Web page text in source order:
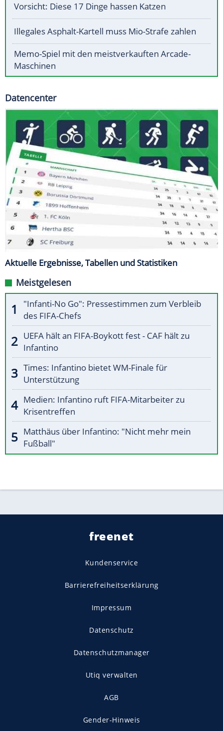
Vorsicht: Diese 17 Dinge hassen Katzen
Illegales Asphalt-Kartell muss Mio-Strafe zahlen
Memo-Spiel mit den meistverkauften Arcade-
Maschinen
Datencenter
Aktuelle Ergebnisse, Tabellen und Statistiken
Meistgelesen
"Infanti-No Go": Pressestimmen zum Verbleib
des FIFA-Chefs
UEFA hält an FIFA-Boykott fest - CAF hält zu
Infantino
Times: Infantino bietet WM-Finale für
Unterstützung
Medien: Infantino ruft FIFA-Mitarbeiter zu
Krisentreffen
Matthäus über Infantino: "Nicht mehr mein
Fußball"
freenet
Kundenservice
Barrierefreiheitserklärung
Impressum
Datenschutz
Datenschutzmanager
Utiq verwalten
AGB
Gender-Hinweis